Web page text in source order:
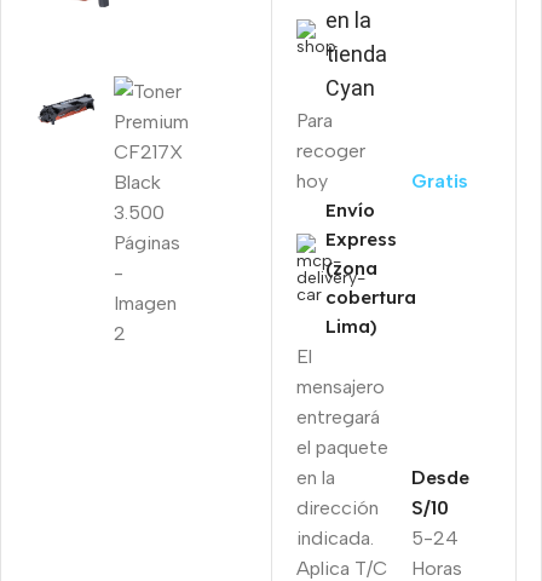
en la
tienda
Cyan
Para
recoger
hoy
Gratis
Envío
Express
(zona
cobertura
Lima)
El
mensajero
entregará
el paquete
en la
dirección
indicada.
Aplica T/C
5-24
Horas
Desde
S/10